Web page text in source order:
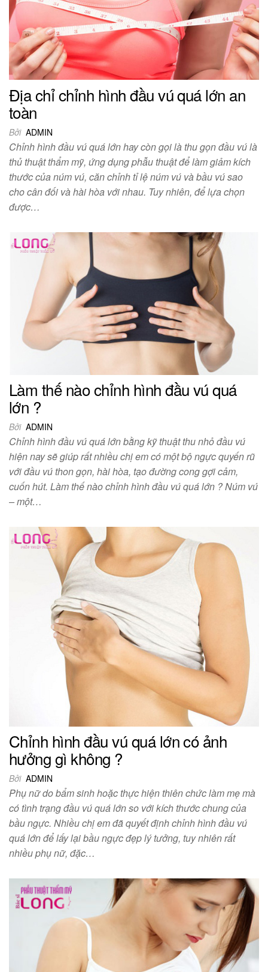
Địa chỉ chỉnh hình đầu vú quá lớn an
toàn
Bởi ADMIN
Chỉnh hình đầu vú quá lớn hay còn gọi là thu gọn đầu vú là
thủ thuật thẩm mỹ, ứng dụng phẫu thuật để làm giảm kích
thước của núm vú, căn chỉnh tỉ lệ núm vú và bầu vú sao
cho cân đối và hài hòa với nhau. Tuy nhiên, để lựa chọn
được…
Làm thế nào chỉnh hình đầu vú quá
lớn ?
Bởi ADMIN
Chỉnh hình đầu vú quá lớn bằng kỹ thuật thu nhỏ đầu vú
hiện nay sẽ giúp rất nhiều chị em có một bộ ngực quyến rũ
với đầu vú thon gọn, hài hòa, tạo đường cong gợi cảm,
cuốn hút. Làm thế nào chỉnh hình đầu vú quá lớn ? Núm vú
– một…
Chỉnh hình đầu vú quá lớn có ảnh
hưởng gì không ?
Bởi ADMIN
Phụ nữ do bẩm sinh hoặc thực hiện thiên chức làm mẹ mà
có tình trạng đầu vú quá lớn so với kích thước chung của
bầu ngực. Nhiều chị em đã quyết định chỉnh hình đầu vú
quá lớn để lấy lại bầu ngực đẹp lý tưởng, tuy nhiên rất
nhiều phụ nữ, đặc…